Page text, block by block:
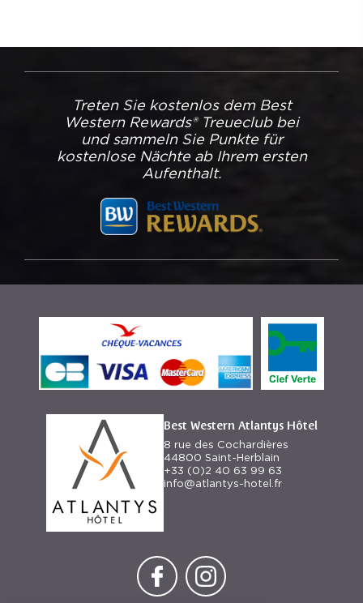
Treten Sie kostenlos dem Best
Western Rewards® Treueclub bei
und sammeln Sie Punkte für
kostenlose Nächte ab Ihrem ersten
Aufenthalt.
Best Western Atlantys Hôtel
8 rue des Cochardières
44800 Saint-Herblain
+33 (0)2 40 63 99 63
info@atlantys-hotel.fr